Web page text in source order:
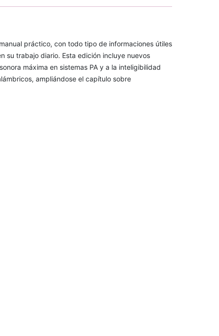
práctico, con todo tipo de informaciones útiles
su trabajo diario. Esta edición incluye nuevos
máxima en sistemas PA y a la inteligibilidad
ampliándose el capítulo sobre